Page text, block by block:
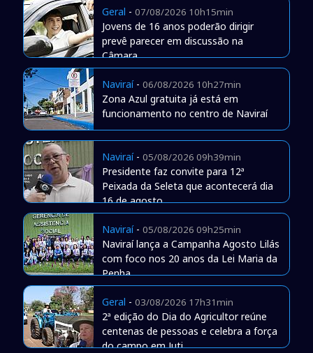
Geral - 07/08/2026 10h15min
Jovens de 16 anos poderão dirigir
prevê parecer em discussão na
Câmara
Naviraí- 06/08/2026 10h27min
Zona Azul gratuita já está em
funcionamento no centro de Naviraí
Naviraí- 05/08/2026 09h39min
Presidente faz convite para 12ª
Peixada da Seleta que acontecerá dia
16 de agosto
Naviraí- 05/08/2026 09h25min
Naviraí lança a Campanha Agosto Lilás
com foco nos 20 anos da Lei Maria da
Penha
Geral - 03/08/2026 17h31min
2ª edição do Dia do Agricultor reúne
centenas de pessoas e celebra a força
do campo em Juti